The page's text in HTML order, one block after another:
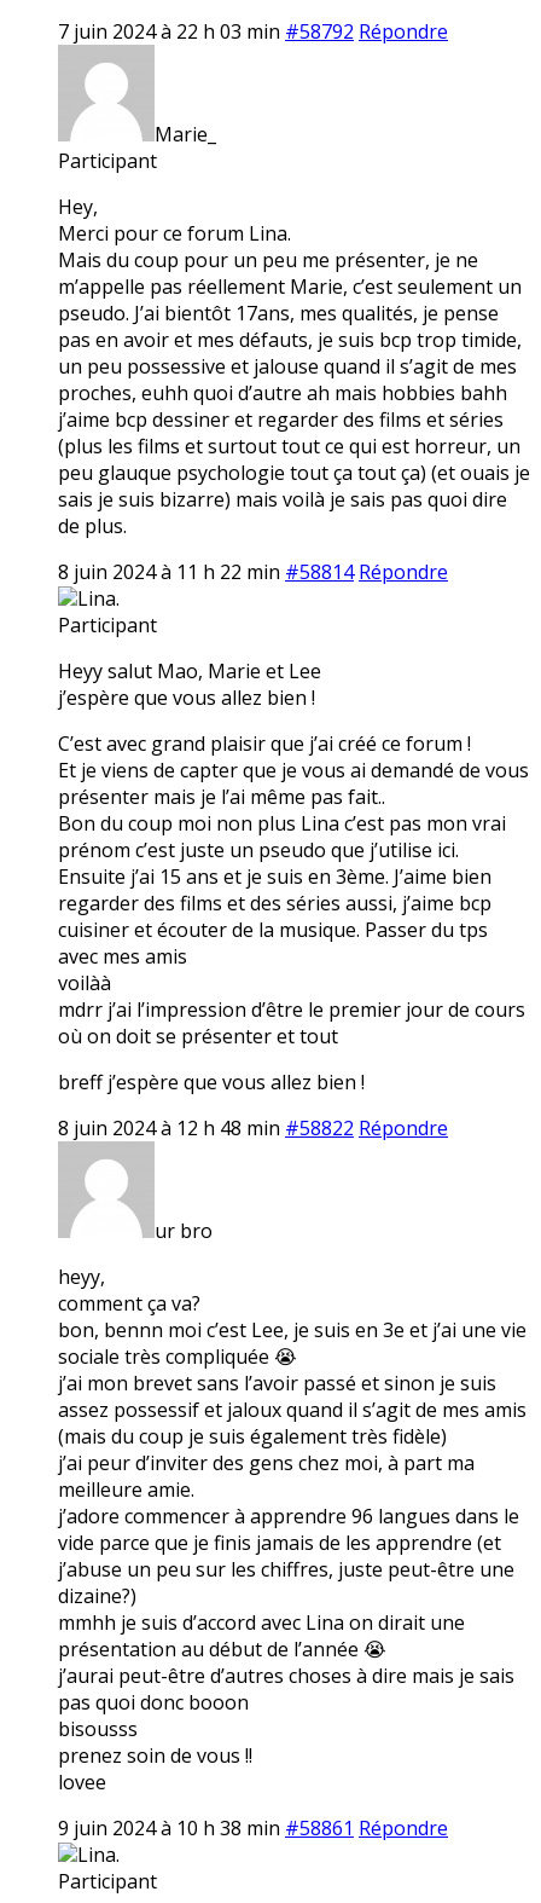
7 juin 2024 à 22 h 03 min #58792 Répondre
Marie_
Participant
Hey,
Merci pour ce forum Lina.
Mais du coup pour un peu me présenter, je ne
m’appelle pas réellement Marie, c’est seulement un
pseudo. J’ai bientôt 17ans, mes qualités, je pense
pas en avoir et mes défauts, je suis bcp trop timide,
un peu possessive et jalouse quand il s’agit de mes
proches, euhh quoi d’autre ah mais hobbies bahh
j’aime bcp dessiner et regarder des films et séries
(plus les films et surtout tout ce qui est horreur, un
peu glauque psychologie tout ça tout ça) (et ouais je
sais je suis bizarre) mais voilà je sais pas quoi dire
de plus.
8 juin 2024 à 11 h 22 min #58814 Répondre
Lina.
Participant
Heyy salut Mao, Marie et Lee
j’espère que vous allez bien !
C’est avec grand plaisir que j’ai créé ce forum !
Et je viens de capter que je vous ai demandé de vous
présenter mais je l’ai même pas fait..
Bon du coup moi non plus Lina c’est pas mon vrai
prénom c’est juste un pseudo que j’utilise ici.
Ensuite j’ai 15 ans et je suis en 3ème. J’aime bien
regarder des films et des séries aussi, j’aime bcp
cuisiner et écouter de la musique. Passer du tps
avec mes amis
voilàà
mdrr j’ai l’impression d’être le premier jour de cours
où on doit se présenter et tout
breff j’espère que vous allez bien !
8 juin 2024 à 12 h 48 min #58822 Répondre
ur bro
heyy,
comment ça va?
bon, bennn moi c’est Lee, je suis en 3e et j’ai une vie
sociale très compliquée 😭
j’ai mon brevet sans l’avoir passé et sinon je suis
assez possessif et jaloux quand il s’agit de mes amis
(mais du coup je suis également très fidèle)
j’ai peur d’inviter des gens chez moi, à part ma
meilleure amie.
j’adore commencer à apprendre 96 langues dans le
vide parce que je finis jamais de les apprendre (et
j’abuse un peu sur les chiffres, juste peut-être une
dizaine?)
mmhh je suis d’accord avec Lina on dirait une
présentation au début de l’année 😭
j’aurai peut-être d’autres choses à dire mais je sais
pas quoi donc booon
bisousss
prenez soin de vous !!
lovee
9 juin 2024 à 10 h 38 min #58861 Répondre
Lina.
Participant